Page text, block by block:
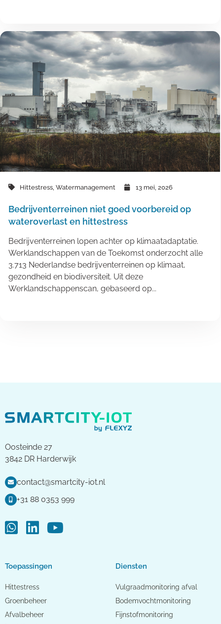
Hittestress Watermanagement 13 mei, 2026
Bedrijventerreinen niet goed voorbereid op
wateroverlast en hittestress
Bedrijventerreinen lopen achter op klimaatadaptatie.
Werklandschappen van de Toekomst onderzocht alle
3.713 Nederlandse bedrijventerreinen op klimaat,
gezondheid en biodiversiteit. Uit deze
Werklandschappenscan, gebaseerd op...
Oosteinde 27
3842 DR Harderwijk
contact@smartcity-iot.nl
+31 88 0353 999
Toepassingen
Hittestress
Groenbeheer
Afvalbeheer
Diensten
Vulgraadmonitoring afval
Bodemvochtmonitoring
Fijnstofmonitoring